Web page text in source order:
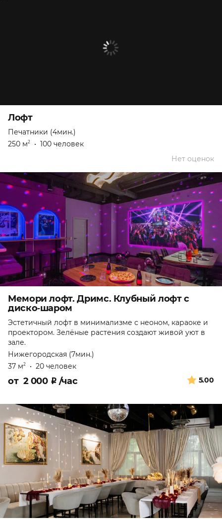
Лофт
Печатники (4мин.)
250 м2 • 100 человек
Нет оценок
Мемори лофт. Дримс. Клубный лофт с
диско‑шаром
Эстетичный лофт в минимализме с неоном, караоке и
проектором. Зелёные растения создают живой уют в
зале.
Нижегородская (7мин.)
37 м2 • 20 человек
5.00
от 2 000 ₽ /час